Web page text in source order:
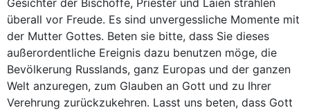
überall vor Freude. Es sind unvergessliche Momente mit
der Mutter Gottes. Beten sie bitte, dass Sie dieses
außerordentliche Ereignis dazu benutzen möge, die
Bevölkerung Russlands, ganz Europas und der ganzen
Welt anzuregen, zum Glauben an Gott und zu Ihrer
Verehrung zurückzukehren. Lasst uns beten, dass Gott